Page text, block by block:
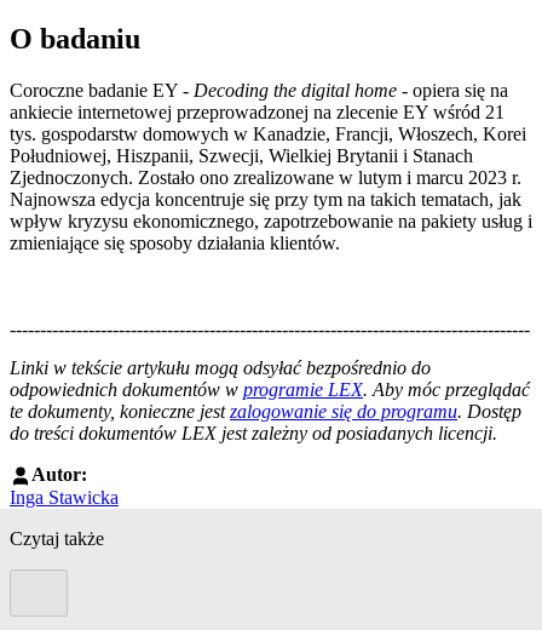
O badaniu
Coroczne badanie EY - Decoding the digital home - opiera się na
ankiecie internetowej przeprowadzonej na zlecenie EY wśród 21
tys. gospodarstw domowych w Kanadzie, Francji, Włoszech, Korei
Południowej, Hiszpanii, Szwecji, Wielkiej Brytanii i Stanach
Zjednoczonych. Zostało ono zrealizowane w lutym i marcu 2023 r.
Najnowsza edycja koncentruje się przy tym na takich tematach, jak
wpływ kryzysu ekonomicznego, zapotrzebowanie na pakiety usług i
zmieniające się sposoby działania klientów.
--------------------------------------------------------------------------------------
Linki w tekście artykułu mogą odsyłać bezpośrednio do
odpowiednich dokumentów w programie LEX. Aby móc przeglądać
te dokumenty, konieczne jestzalogowanie się do programu. Dostęp
do treści dokumentów LEX jest zależny od posiadanych licencji.
Autor:
Inga Stawicka
Czytaj także